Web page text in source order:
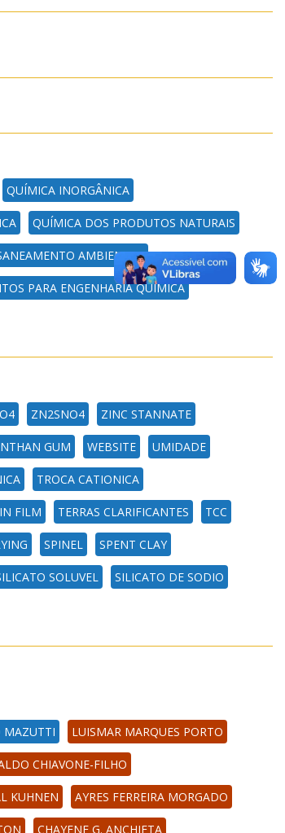
QUÍMICA INORGÂNICA
QUÍMICA DOS PRODUTOS NATURAIS
AMBIENTAL
PARA ENGENHARIA QUÍMICA
ZN2SNO4 ZINC STANNATE
GUM WEBSITE UMIDADE
TROCA CATIONICA
FILM TERRAS CLARIFICANTES TCC
SPINEL SPENT CLAY
SOLUVEL SILICATO DE SODIO
MAZUTTI LUISMAR MARQUES PORTO
CHIAVONE-FILHO
KUHNEN AYRES FERREIRA MORGADO
CHAYENE G. ANCHIETA